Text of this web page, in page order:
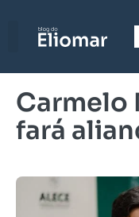
Carmelo
fará